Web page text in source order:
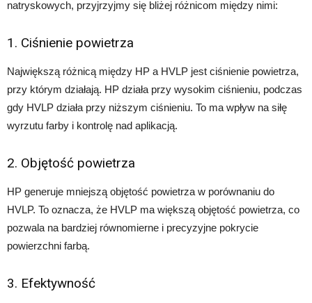
natryskowych, przyjrzyjmy się bliżej różnicom między nimi:
1. Ciśnienie powietrza
Największą różnicą między HP a HVLP jest ciśnienie powietrza,
przy którym działają. HP działa przy wysokim ciśnieniu, podczas
gdy HVLP działa przy niższym ciśnieniu. To ma wpływ na siłę
wyrzutu farby i kontrolę nad aplikacją.
2. Objętość powietrza
HP generuje mniejszą objętość powietrza w porównaniu do
HVLP. To oznacza, że HVLP ma większą objętość powietrza, co
pozwala na bardziej równomierne i precyzyjne pokrycie
powierzchni farbą.
3. Efektywność